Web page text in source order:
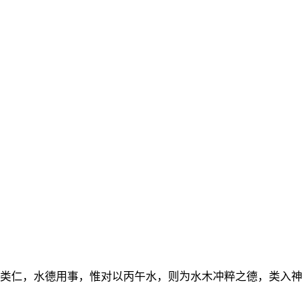
仁，水德用事，惟对以丙午水，则为水木冲粹之德，类入神